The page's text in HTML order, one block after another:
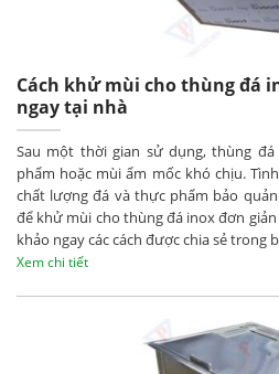
Cách khử mùi cho thùng đá
ngay tại nhà
Sau một thời gian sử dụng, thùng
phẩm hoặc mùi ẩm mốc khó chịu.
chất lượng đá và thực phẩm bảo
để khử mùi cho thùng đá inox đơn
khảo ngay các cách được chia sẻ trong
Xem chi tiết